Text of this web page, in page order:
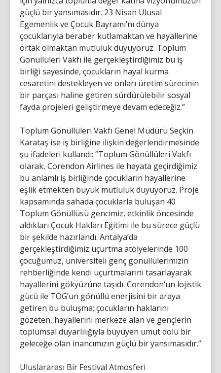
güçlü bir yansımasıdır. 23 Nisan Ulusal
Egemenlik ve Çocuk Bayramı’nı dünya
çocuklarıyla beraber kutlamaktan ve hayallerine
ortak olmaktan mutluluk duyuyoruz. Toplum
Gönüllüleri Vakfı ile gerçekleştirdiğimiz bu iş
birliği sayesinde, çocukların hayal kurma
cesaretini destekleyen ve onları üretim sürecinin
bir parçası haline getiren sürdürülebilir sosyal
fayda projeleri geliştirmeye devam edeceğiz.”
Toplum Gönüllüleri Vakfı Genel Müdürü Seçkin
Karataş ise iş birliğine ilişkin değerlendirmesinde
şu ifadeleri kullandı: “Toplum Gönüllüleri Vakfı
olarak, Corendon Airlines ile hayata geçirdiğimiz
bu anlamlı iş birliğinde çocukların hayallerine
eşlik etmekten büyük mutluluk duyuyoruz. Proje
kapsamında sahada çocuklarla buluşan 40
Toplum Gönüllüsü gencimiz, etkinlik öncesinde
aldıkları Çocuk Hakları Eğitimi ile bu sürece güçlü
bir şekilde hazırlandı. Antalya’da
gerçekleştirdiğimiz uçurtma atölyelerinde 100
çocuğumuz, üniversiteli genç gönüllülerimizin
rehberliğinde kendi uçurtmalarını tasarlayarak
hayallerini gökyüzüne taşıdı. Corendon’un lojistik
gücü ile TOG’un gönüllü enerjisini bir araya
getiren bu buluşma; çocukların haklarını
gözeten, hayallerini merkeze alan ve gençlerin
toplumsal duyarlılığıyla büyüyen umut dolu bir
geleceğe olan inancımızın güçlü bir yansımasıdır.”
Uluslararası Bir Festival Atmosferi